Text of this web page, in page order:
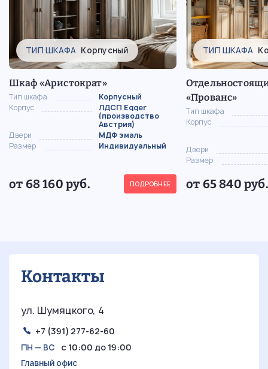
ТИП ШКАФА Корпусный
Шкаф «Аристократ»
Тип шкафа
Корпусный
Корпус
ЛДСП Egger
(производство
Австрия)
Двери
МДФ эмаль
Размер
Индивидуальный
от 68 160 руб. ПОДРОБНЕЕ
ТИП ШКАФА
«Прованс»
Тип шкафа
Корпус
Двери
Размер
от 65 840 руб.
Контакты
ул. Шумяцкого, 4
+7 (391) 277-62-60
ПН — ВС с 10:00 до 19:00
Главный офис